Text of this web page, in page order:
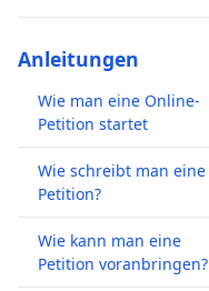
Anleitungen
Wie man eine Online-
Petition startet
Wie schreibt man eine
Petition?
Wie kann man eine
Petition voranbringen?